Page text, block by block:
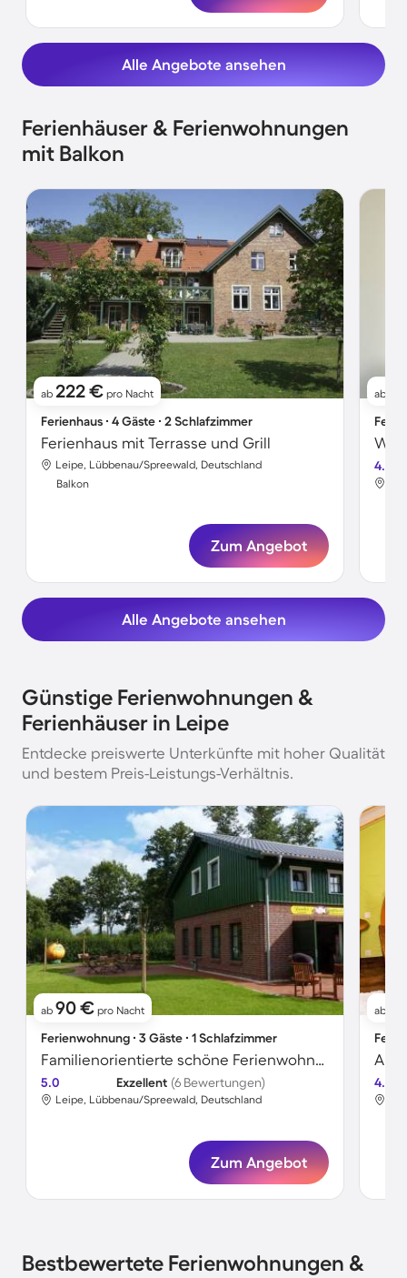
Alle Angebote ansehen
Ferienhäuser & Ferienwohnungen
mit Balkon
ab 222 € pro Nacht
Ferienhaus ∙ 4 Gäste ∙ 2 Schlafzimmer
Ferienhaus mit Terrasse und Grill
Leipe, Lübbenau/Spreewald, Deutschland
Balkon
Zum Angebot
ab
4.7
Alle Angebote ansehen
Günstige Ferienwohnungen &
Ferienhäuser in Leipe
Entdecke preiswerte Unterkünfte mit hoher Qualität
und bestem Preis-Leistungs-Verhältnis.
ab 90 € pro Nacht
Ferienwohnung ∙ 3 Gäste ∙ 1 Schlafzimmer
Familienorientierte schöne Ferienwohnung mit Garten und Grill
5.0 Exzellent (6 Bewertungen)
Leipe, Lübbenau/Spreewald, Deutschland
Zum Angebot
ab
4.8
Bestbewertete Ferienwohnungen &